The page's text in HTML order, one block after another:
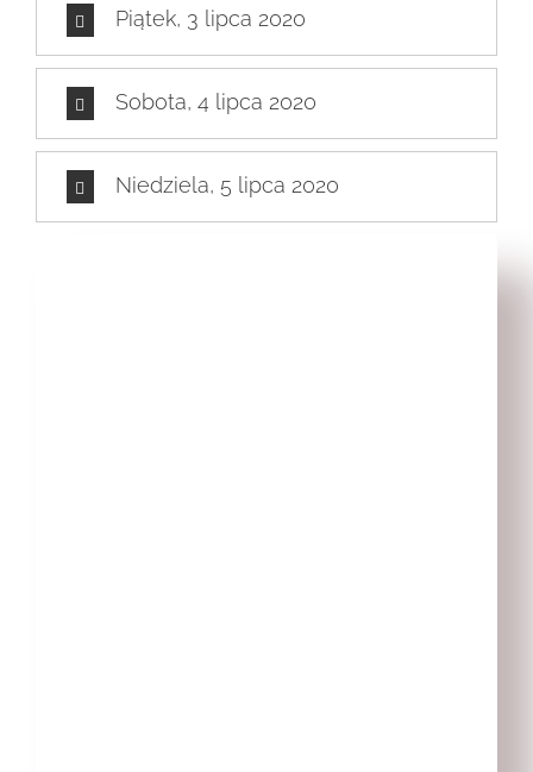
Piątek, 3 lipca 2020
Sobota, 4 lipca 2020
Niedziela, 5 lipca 2020